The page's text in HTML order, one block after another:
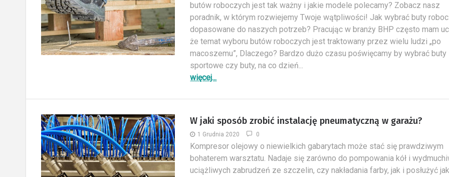
butów roboczych jest tak ważny i jakie modele polecamy? Zobacz nasz
poradnik, w którym rozwiejemy Twoje wątpliwości! Jak wybrać buty
dopasowane do naszych potrzeb? Pracując w branży BHP często mam
że temat wyboru butów roboczych jest traktowany przez wielu ludzi „po
macoszemu”, Dlaczego? Bardzo dużo czasu poświęcamy by wybrać buty
sportowe czy buty, na co dzień...
więcej...
W jaki sposób zrobić instalację pneumatyczną w garażu?
1 Grudnia 2020 0
Kompresor olejowy o niewielkich gabarytach może stać się prawdziwym
bohaterem warsztatu. Nadaje się zarówno do pompowania kół i
uciążliwych zabrudzeń ze szczelin, czy nakładania farby, jak i posłużyć